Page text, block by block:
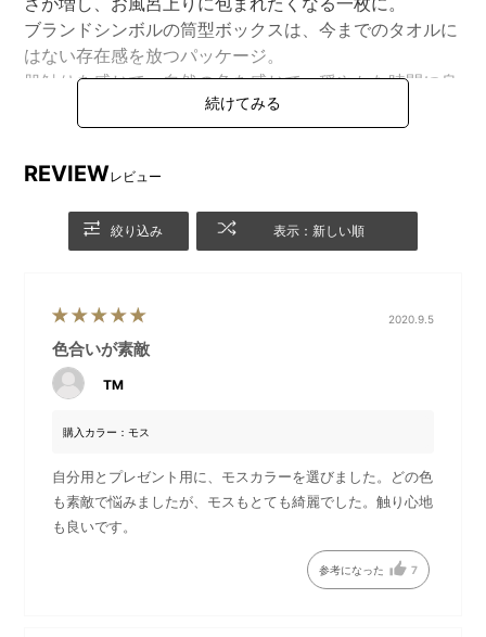
ブランドシンボルの筒型ボックスは、今までのタオルに
はない存在感を放つパッケージ。
肌触りを感じて、自然の色を感じて、穏やかな時間に身
をまかせる。そんなライフスタイルをお手伝いします。
洗うたびにふっくらと育つバスタオル
欲しい、育てるタオルのボックス入りシリーズ「feel」。新しく
をより実感していただける、ワンランク上のバスタオルです。
REVIEWレビュー
絞り込み 表示：新しい順
2020.9.5
色合いが素敵
TM
購入カラー：モス
自分用とプレゼント用に、モスカラーを選びました。どの色
も素敵で悩みましたが、モスもとても綺麗でした。触り心地
も良いです。
参考になった 7